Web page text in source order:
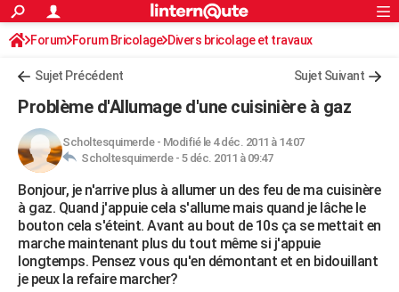
ACTUALITÉS
Politique
Société
Faits Divers
Education
Monde
Villes
+
FINANCE
Retraite
Impôts
Epargne
Immobilier
Risques naturels par ville
Banque
Assurance
Crédit
AUTO
Essais
Réserver un essai
Citadines
Berlines
SUV
Forum auto
+HIGH-TECH
Mobiles
Meilleur smartphone
Internet
Ordinateurs
Jeux vidéo
Guide high-tech
+BRICOLAGE
Forum
Aménagement intérieur
Extérieur
Cuisine
Salle de bains
Jardinage
Rangement
WEEK-END
Rechercher
S'inscrire
Connexion
Forum Forum Bricolage Divers bricolage et travaux
Sujet Précédent Sujet Suivant
Problème d'Allumage d'une cuisinière à gaz
Scholtesquimerde- Modifié le 4 déc. 2011 à 14:07
Scholtesquimerde - 5 déc. 2011 à 09:47
Bonjour, je n'arrive plus à allumer un des feu de ma cuisinère
à gaz. Quand j'appuie cela s'allume mais quand je lâche le
bouton cela s'éteint. Avant au bout de 10s ça se mettait en
marche maintenant plus du tout même si j'appuie
longtemps. Pensez vous qu'en démontant et en bidouillant
je peux la refaire marcher?